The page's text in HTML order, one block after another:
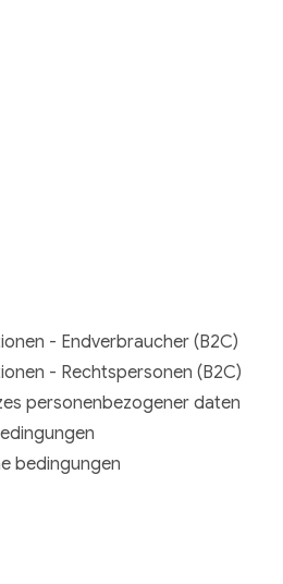
- Endverbraucher (B2C)
- Rechtspersonen (B2C)
personenbezogener daten
bedingungen